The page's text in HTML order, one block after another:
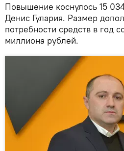
Повышение коснулось 15
Денис Гулария. Размер
потребности средств в год
миллиона рублей.